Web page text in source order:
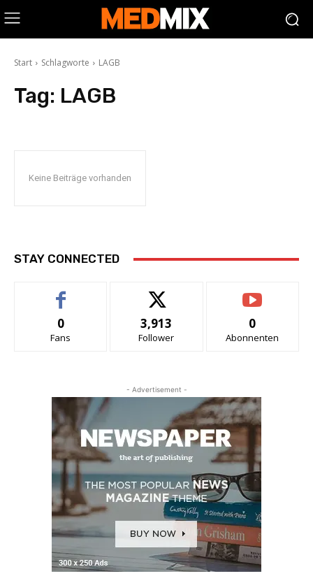
Start Schlagworte LAGB
Tag: LAGB
Keine Beiträge vorhanden
STAY CONNECTED
0
Fans
3,913
Follower
0
Abonnenten
- Advertisement -